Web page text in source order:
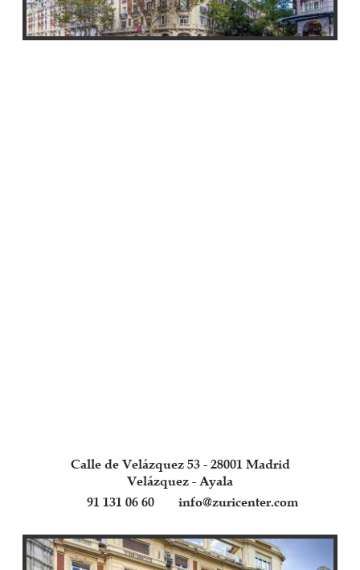
Calle de Velázquez 53 - 28001 Madrid
Velázquez - Ayala
91 131 06 60
info@zuricenter.com